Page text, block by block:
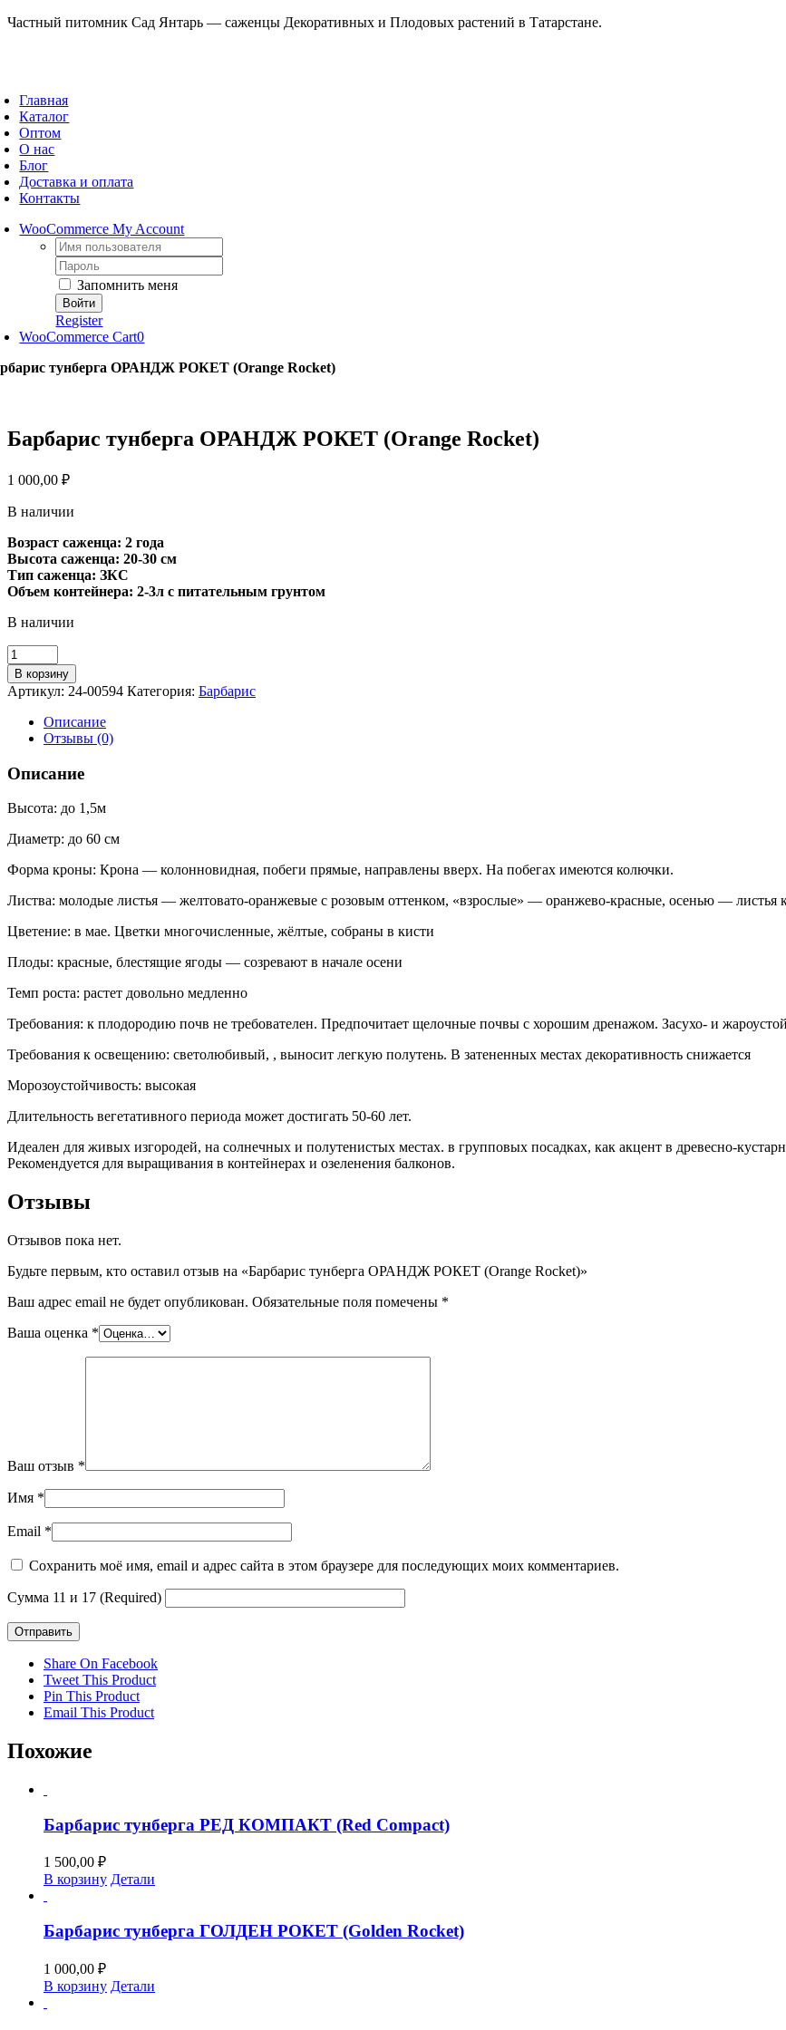
Skip
Частный питомник Сад Янтарь — саженцы Декоративных и Плодовых растений в Татарстане.
Главная
Каталог
Оптом
О нас
Блог
Доставка и оплата
Контакты
WooCommerce My Account
Username:
Password:
Запомнить меня
Register
WooCommerce Cart0
тунберга ОРАНДЖ РОКЕТ (Orange Rocket)
Барбарис тунберга ОРАНДЖ РОКЕТ (Orange Rocket)
1 000,00 ₽
В наличии
Возраст саженца: 2 года
Высота саженца: 20-30 см
Тип саженца: ЗКС
Объем контейнера: 2-3л с питательным грунтом
В наличии
Количество
товара
Барбарис
тунберга
ОРАНДЖ
РОКЕТ
(Orange
Rocket)
В корзину
Артикул: 24-00594 Категория: Барбарис
Описание
Отзывы (0)
Описание
Высота: до 1,5м
Диаметр: до 60 см
Форма кроны: Крона — колонновидная, побеги прямые, направлены вверх. На побегах имеются колючки.
Листва: молодые листья — желтовато-оранжевые с розовым оттенком, «взрослые» — оранжево-красные, осенью — листья
Цветение: в мае. Цветки многочисленные, жёлтые, собраны в кисти
Плоды: красные, блестящие ягоды — созревают в начале осени
Темп роста: растет довольно медленно
Требования: к плодородию почв не требователен. Предпочитает щелочные почвы с хорошим дренажом. Засухо- и
Требования к освещению: светолюбивый, , выносит легкую полутень. В затененных местах декоративность снижается
Морозоустойчивость: высокая
Длительность вегетативного периода может достигать 50-60 лет.
Идеален для живых изгородей, на солнечных и полутенистых местах. в групповых посадках, как акцент в древесно-
Рекомендуется для выращивания в контейнерах и озеленения балконов.
Отзывы
Отзывов пока нет.
Будьте первым, кто оставил отзыв на «Барбарис тунберга ОРАНДЖ РОКЕТ (Orange Rocket)»
Ваш адрес email не будет опубликован. Обязательные поля помечены *
Ваша оценка *
Ваш отзыв *
Имя *
Email *
Сохранить моё имя, email и адрес сайта в этом браузере для последующих моих комментариев.
Сумма 11 и 17 (Required)
Share On Facebook
Tweet This Product
Pin This Product
Email This Product
Похожие
Барбарис тунберга РЕД КОМПАКТ (Red Compact)
1 500,00 ₽
В корзину Детали
Барбарис тунберга ГОЛДЕН РОКЕТ (Golden Rocket)
1 000,00 ₽
В корзину Детали